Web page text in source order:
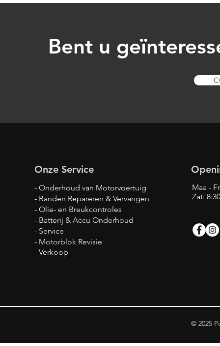
Bent u
Onze Service
- Onderhoud van Motorvoertuig
- Banden Repareren & Vervangen
- Olie- en Breukcontroles
- Batterij & Accu Onderhoud
- Service
- Motorblok Revisie
- Verkoop
Maa -
Zat:
© 2025